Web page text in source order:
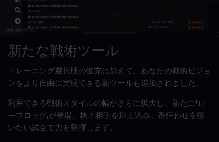
新たな戦術ツール
トレーニング選択肢の拡充に加えて、あなたの戦術ビジョ
ンをより自由に実現できる新ツールも追加されました。
利用できる戦術スタイルの幅がさらに拡大し、新たに「ロ
ーブロック」が登場。格上相手を抑え込み、番狂わせを狙
いたい試合で力を発揮します。